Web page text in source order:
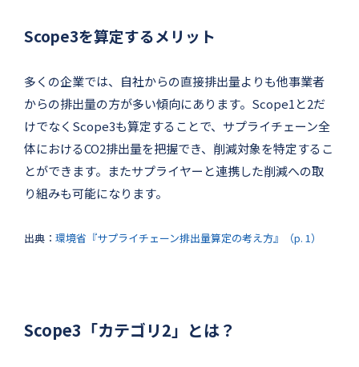
Scope3を算定するメリット
多くの企業では、自社からの直接排出量よりも他事業者
からの排出量の方が多い傾向にあります。Scope1と2だ
けでなくScope3も算定することで、サプライチェーン全
体におけるCO2排出量を把握でき、削減対象を特定するこ
とができます。またサプライヤーと連携した削減への取
り組みも可能になります。
出典： 環境省『サプライチェーン排出量算定の考え方』（p. 1）
Scope3「カテゴリ2」とは？